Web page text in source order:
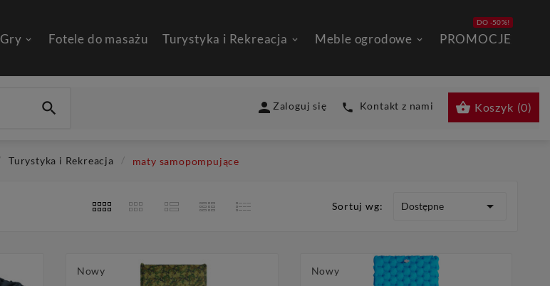
Gry Fotele do masażu Turystyka i Rekreacja Meble ogrodowe PROMOCJE
DO -50%!
  Zaloguj się  Kontakt z nami  Koszyk (0)
Turystyka i Rekreacja maty samopompujące
Sortuj wg: Dostępne 
Nowy Nowy